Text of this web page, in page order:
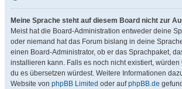
Meine Sprache steht auf diesem Board nicht zur
Meist hat die Board-Administration entweder deine
oder niemand hat das Forum bislang in deine
einen Board-Administrator, ob er das Sprachpaket,
installieren kann. Falls es noch nicht existiert, würden
du es übersetzen würdest. Weitere Informationen
Website von phpBB Limited oder aufphpBB.de